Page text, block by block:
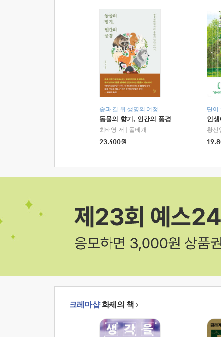
숲과 길 위 생명의 여정
동물의 향기, 인간의 풍경
최태영 저
돌베개
23,400원
단어
인
황선
크레마샵화제의 책